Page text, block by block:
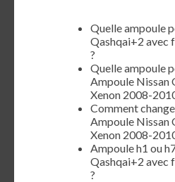
Quelle ampoule
Qashqai+2 avec
?
Quelle ampoule
Ampoule Nissan
Xenon 2008-
Comment
Ampoule Nissan
Xenon 2008-
Ampoule h1 ou
Qashqai+2 avec
?